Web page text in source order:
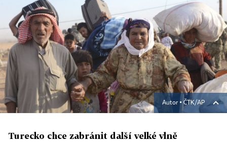
Autor ▪ ČTK/AP
Turecko chce zabránit další velké vlně